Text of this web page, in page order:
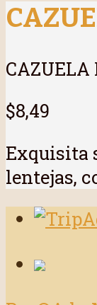
CAZUELA
$8,49
Exquisita
lentejas,